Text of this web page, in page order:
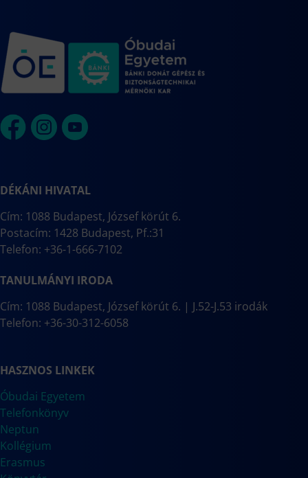
DÉKÁNI HIVATAL
Cím: 1088 Budapest, József körút 6.
Postacím: 1428 Budapest, Pf.:31
Telefon: +36-1-666-7102
TANULMÁNYI IRODA
Cím: 1088 Budapest, József körút 6. | J.52-J.53 irodák
Telefon: +36-30-312-6058
HASZNOS LINKEK
Óbudai Egyetem
Telefonkönyv
Neptun
Kollégium
Erasmus